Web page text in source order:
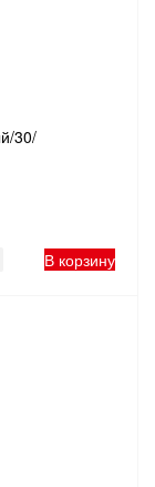
30/
В корзину